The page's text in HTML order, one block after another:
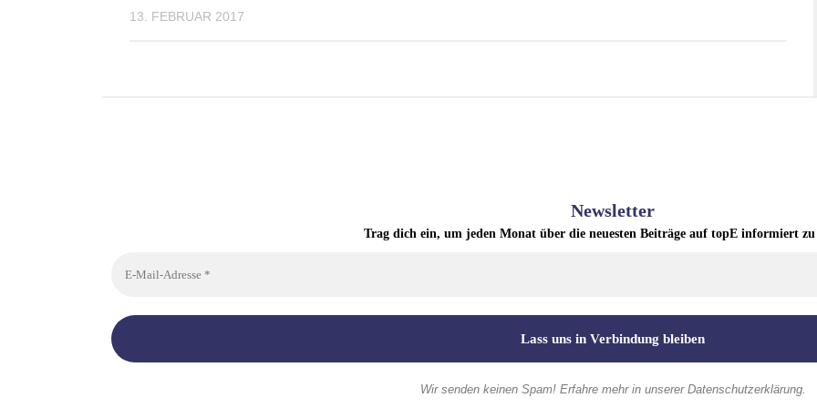
13. FEBRUAR 2017
Newsletter
Trag dich ein, um jeden Monat über die neuesten Beiträge auf topE informiert zu
Wir senden keinen Spam! Erfahre mehr in unserer Datenschutzerklärung.